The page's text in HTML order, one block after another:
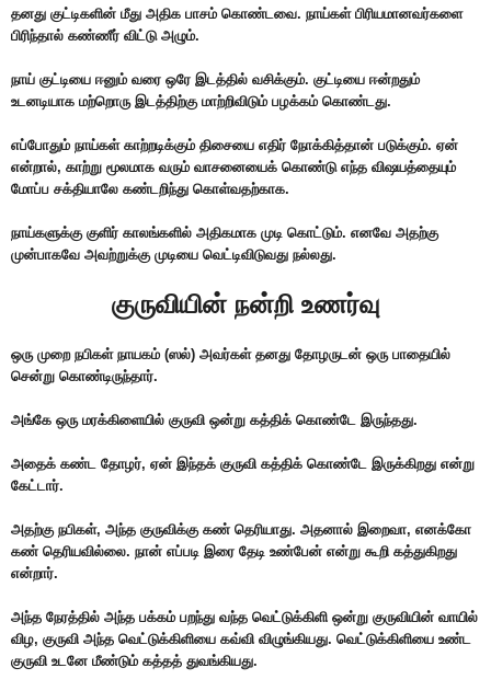
தனது குட்டிகளின் மீது அதிக பாசம் கொண்டவை. நாய்கள் பிரியமானவர்களை
பிரிந்தால் கண்ணீர் விட்டு அழும்.
நா‌ய் கு‌ட்டியை ஈனு‌ம் வரை ஒரே இட‌த்‌தி‌ல் வ‌சி‌க்கு‌ம். கு‌‌ட்டியை ஈ‌ன்றது‌ம்
உடனடியாக ம‌ற்றொரு இட‌த்‌தி‌ற்கு மா‌ற்‌றி‌விடு‌ம் பழ‌க்க‌ம் கொ‌ண்டது.
எப்போதும் நாய்கள் காற்றடிக்கும் திசையை எதிர் நோக்கித்தான் படுக்கும். ஏ‌ன்
எ‌ன்றா‌ல், கா‌ற்று மூலமாக வரு‌ம் வாசனையை‌க் கொ‌ண்டு எ‌ந்த ‌விஷய‌த்தையு‌ம்
மோ‌ப்ப ச‌க்‌தியாலே க‌ண்ட‌றி‌ந்து கொ‌ள்வத‌ற்காக.
நாய்களுக்கு குளிர் காலங்களில் அதிகமாக முடி கொட்டும். எனவே அதற்கு
முன்பாகவே அவற்றுக்கு முடியை வெட்டிவிடுவது நல்லது.
குருவியின் நன்றி உணர்வு
ஒரு முறை நபிகள் நாயகம் (ஸல்) அவர்கள் தனது தோழருடன் ஒரு பாதையில்
சென்று கொண்டிருந்தார்.
அங்கே ஒரு மரக்கிளையில் குருவி ஒன்று கத்திக் கொண்டே இருந்தது.
அதைக் கண்ட தோழர், ஏன் இந்தக் குருவி கத்திக் கொண்டே இருக்கிறது என்று
கேட்டார்.
அதற்கு நபிகள், அந்த குருவிக்கு கண் தெரியாது. அதனால் இறைவா, எனக்கோ
கண் தெரியவில்லை. நான் எப்படி இரை தேடி உண்பேன் என்று கூறி கத்துகிறது
என்றார்.
அந்த நேரத்தில் அந்த பக்கம் பறந்து வந்த வெட்டுக்கிளி ஒன்று குருவியின் வாயில்
விழ, குருவி அந்த வெட்டுக்கிளியை கவ்வி விழுங்கியது. வெட்டுக்கிளியை உண்ட
குருவி உடனே மீண்டும் கத்தத் துவங்கியது.